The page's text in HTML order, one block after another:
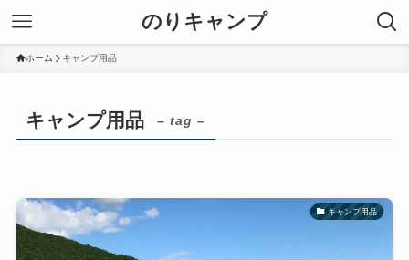
のりキャンプ
ホーム キャンプ用品
キャンプ用品 – tag –
キャンプ用品